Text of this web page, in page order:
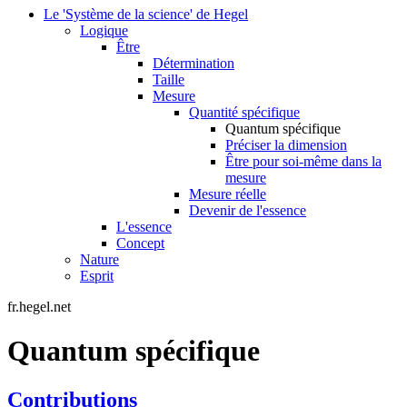
Le 'Système de la science' de Hegel
Logique
Être
Détermination
Taille
Mesure
Quantité spécifique
Quantum spécifique
Préciser la dimension
Être pour soi-même dans la
mesure
Mesure réelle
Devenir de l'essence
L'essence
Concept
Nature
Esprit
fr.hegel.net
Quantum spécifique
Contributions